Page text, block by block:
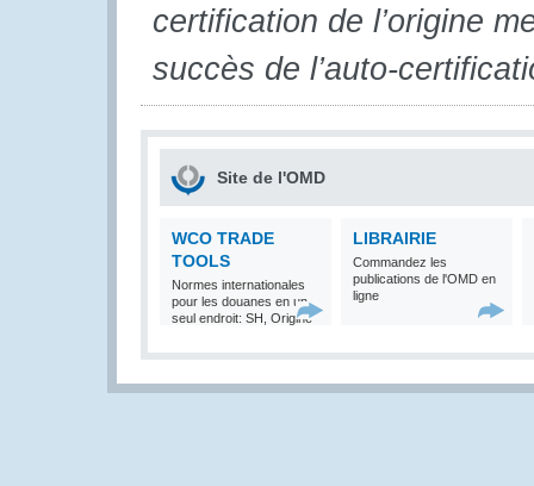
certification de l’origine
succès de l’auto-
Site de l'OMD
WCO TRADE
TOOLS
Normes internationales
pour les douanes en un
seul endroit: SH, Origine
LIBRAIRIE
Commandez les
publications de l'OMD en
ligne